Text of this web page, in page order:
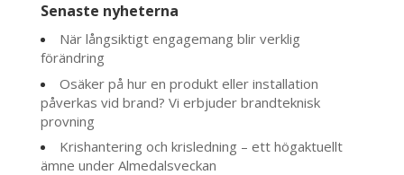
Senaste nyheterna
När långsiktigt engagemang blir verklig
förändring
Osäker på hur en produkt eller installation
påverkas vid brand? Vi erbjuder brandteknisk
provning
Krishantering och krisledning – ett högaktuellt
ämne under Almedalsveckan